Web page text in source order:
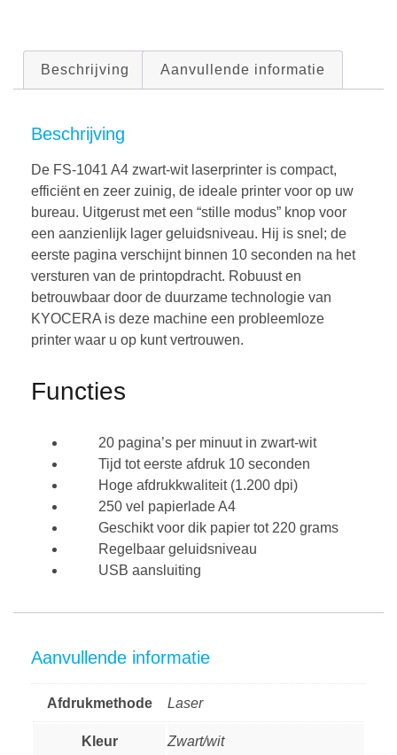
Beschrijving Aanvullende informatie
Beschrijving
De FS-1041 A4 zwart-wit laserprinter is compact,
efficiënt en zeer zuinig, de ideale printer voor op uw
bureau. Uitgerust met een “stille modus” knop voor
een aanzienlijk lager geluidsniveau. Hij is snel; de
eerste pagina verschijnt binnen 10 seconden na het
versturen van de printopdracht. Robuust en
betrouwbaar door de duurzame technologie van
KYOCERA is deze machine een probleemloze
printer waar u op kunt vertrouwen.
Functies
20 pagina’s per minuut in zwart-wit
Tijd tot eerste afdruk 10 seconden
Hoge afdrukkwaliteit (1.200 dpi)
250 vel papierlade A4
Geschikt voor dik papier tot 220 grams
Regelbaar geluidsniveau
USB aansluiting
Aanvullende informatie
Afdrukmethode Laser
Kleur Zwart/wit